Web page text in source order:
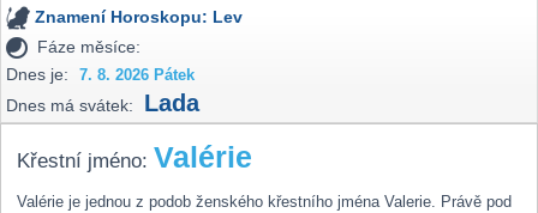
Znamení Horoskopu: Lev
Fáze měsíce:
Dnes je:
7. 8. 2026 Pátek
Dnes má svátek: Lada
Křestní jméno: Valérie
Valérie je jednou z podob ženského křestního jména Valerie. Právě pod